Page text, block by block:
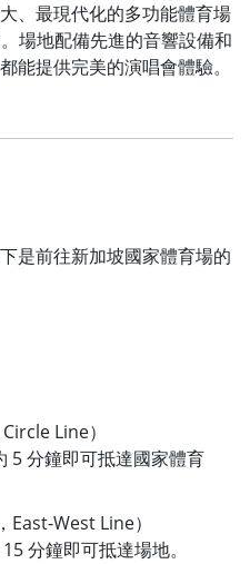
、最現代化的多功能體育場
場地配備先進的音響設備和
能提供完美的演唱會體驗。
是前往新加坡國家體育場的
Line）
5 分鐘即可抵達國家體育
East-West Line）
分鐘即可抵達場地。